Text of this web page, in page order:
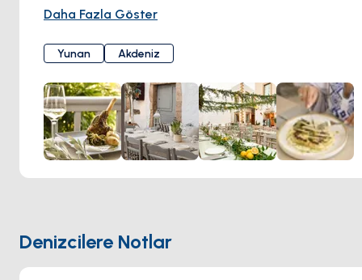
varlığını sürdürmektedir. Tarihle iç içe geçmiş ve bir peri
meyhane, onlarca yıldır ziyaretçilerin buluşma noktası
olmuş ve tutkuyla orijinal fikir ve ideallerini korumuştur.
Modern etkilerle Akdeniz mutfağı sunarlar.
Daha Fazla Göster
Yunan Akdeniz
Denizcilere Notlar